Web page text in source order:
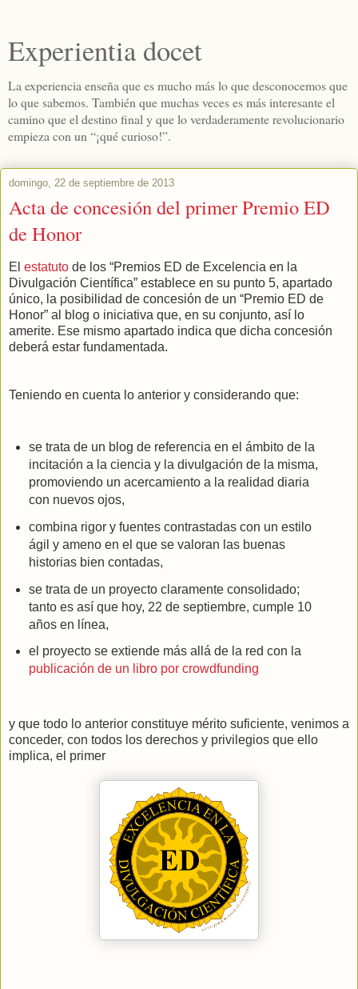
Experientia docet
La experiencia enseña que es mucho más lo que desconocemos que
lo que sabemos. También que muchas veces es más interesante el
camino que el destino final y que lo verdaderamente revolucionario
empieza con un “¡qué curioso!”.
domingo, 22 de septiembre de 2013
Acta de concesión del primer Premio ED
de Honor
El estatuto de los “Premios ED de Excelencia en la
Divulgación Científica” establece en su punto 5, apartado
único, la posibilidad de concesión de un “Premio ED de
Honor” al blog o iniciativa que, en su conjunto, así lo
amerite. Ese mismo apartado indica que dicha concesión
deberá estar fundamentada.
Teniendo en cuenta lo anterior y considerando que:
se trata de un blog de referencia en el ámbito de la
incitación a la ciencia y la divulgación de la misma,
promoviendo un acercamiento a la realidad diaria
con nuevos ojos,
combina rigor y fuentes contrastadas con un estilo
ágil y ameno en el que se valoran las buenas
historias bien contadas,
se trata de un proyecto claramente consolidado;
tanto es así que hoy, 22 de septiembre, cumple 10
años en línea,
el proyecto se extiende más allá de la red con la
publicación de un libro por crowdfunding
y que todo lo anterior constituye mérito suficiente, venimos a
conceder, con todos los derechos y privilegios que ello
implica, el primer